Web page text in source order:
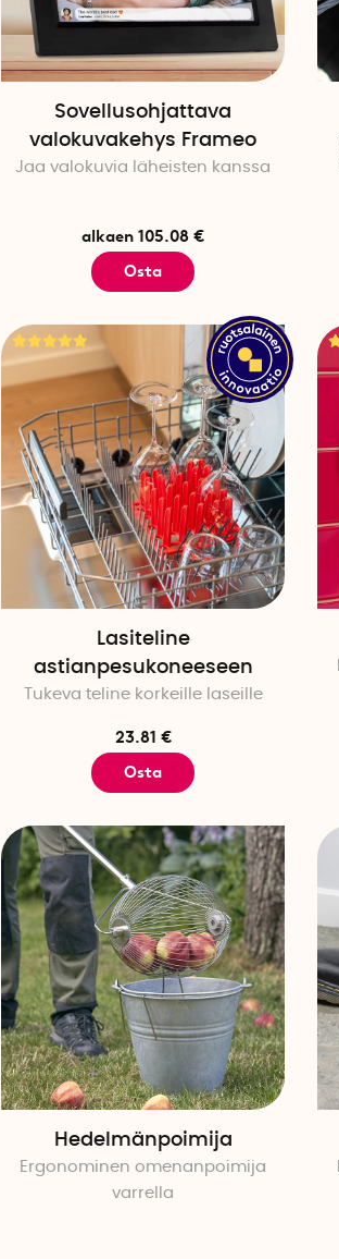
Tarvitsetko lisää vinkkejä tai
fiksut joululahjamme->
Sovellusohjattava
valokuvakehys Frameo
Jaa valokuvia läheisten kanssa
alkaen 105.08 €
Osta
Lasiteline
astianpesukoneeseen
Tukeva teline korkeille laseille
23.81 €
Osta
Hedelmänpoimija
Ergonominen omenanpoimija
varrella